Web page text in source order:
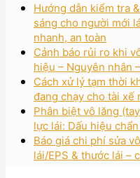
Hướng dẫn kiểm tra
sáng cho người mới
nhanh, an toàn
Cảnh báo rủi ro khi
hiệu – Nguyên nhân
Cách xử lý tạm thời
đang chạy cho tài xế
Phân biệt vô lăng
lực lái: Dấu hiệu
Báo giá chi phí sửa
lái/EPS & thước lái –